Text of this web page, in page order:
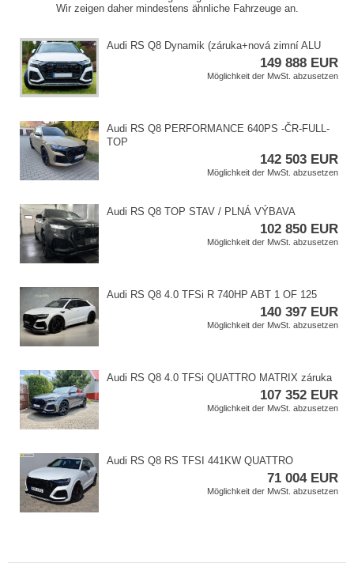
Wir zeigen daher mindestens ähnliche Fahrzeuge an.
Audi RS Q8 Dynamik (záruka​+nová zimní ALU
149 888 EUR
Möglichkeit der MwSt. abzusetzen
Audi RS Q8 PERFORMANCE 640PS ​-ČR​-FULL​-
TOP
142 503 EUR
Möglichkeit der MwSt. abzusetzen
Audi RS Q8 TOP STAV / PLNÁ VÝBAVA
102 850 EUR
Möglichkeit der MwSt. abzusetzen
Audi RS Q8 4.0 TFSi R 740HP ABT 1 OF 125
140 397 EUR
Möglichkeit der MwSt. abzusetzen
Audi RS Q8 4.0 TFSi QUATTRO MATRIX záruka
107 352 EUR
Möglichkeit der MwSt. abzusetzen
Audi RS Q8 RS TFSI 441KW QUATTRO
71 004 EUR
Möglichkeit der MwSt. abzusetzen